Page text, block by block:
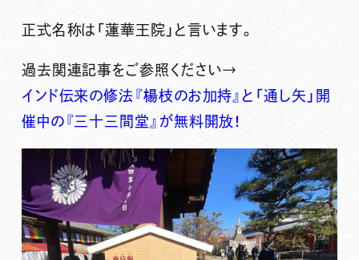
正式名称は「蓮華王院」と言います。
過去関連記事をご参照ください→
インド伝来の修法『楊枝のお加持』と「通し矢」開
催中の『三十三間堂』が無料開放！